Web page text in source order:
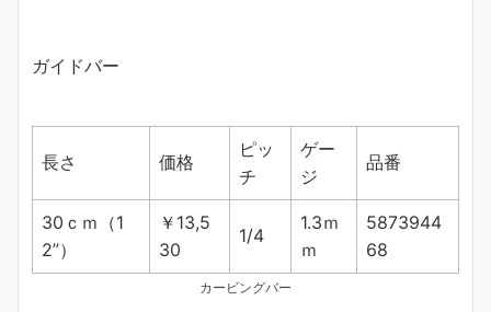
ガイドバー
長さ 価格
ピッ
チ
ゲー
ジ
品番
30ｃｍ（1
2”）
￥13,5
30
1/4
1.3ｍ
ｍ
5873944
68
カービングバー